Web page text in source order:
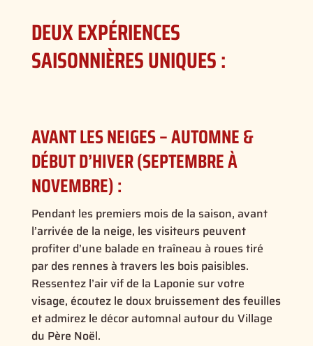
DEUX EXPÉRIENCES
SAISONNIÈRES UNIQUES :
AVANT LES NEIGES – AUTOMNE &
DÉBUT D’HIVER (SEPTEMBRE À
NOVEMBRE) :
Pendant les premiers mois de la saison, avant
l’arrivée de la neige, les visiteurs peuvent
profiter d’une balade en traîneau à roues tiré
par des rennes à travers les bois paisibles.
Ressentez l’air vif de la Laponie sur votre
visage, écoutez le doux bruissement des feuilles
et admirez le décor automnal autour du Village
du Père Noël.